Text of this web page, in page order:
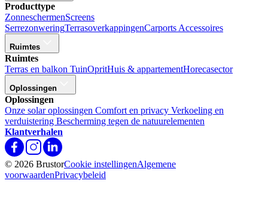
Producttype
ZonneschermenScreens
SerrezonweringTerrasoverkappingenCarports Accessoires
Ruimtes
Ruimtes
Terras en balkon TuinOpritHuis & appartementHorecasector
Oplossingen
Oplossingen
Onze solar oplossingen Comfort en privacy Verkoeling en
verduistering Bescherming tegen de natuurelementen
Klantverhalen
© 2026 BrustorCookie instellingenAlgemene
voorwaardenPrivacybeleid